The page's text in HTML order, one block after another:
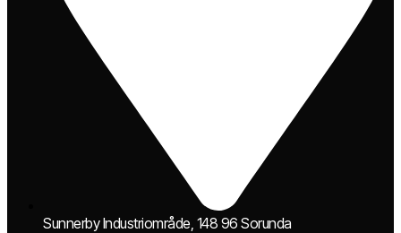
Sunnerby Industriområde, 148 96 Sorunda